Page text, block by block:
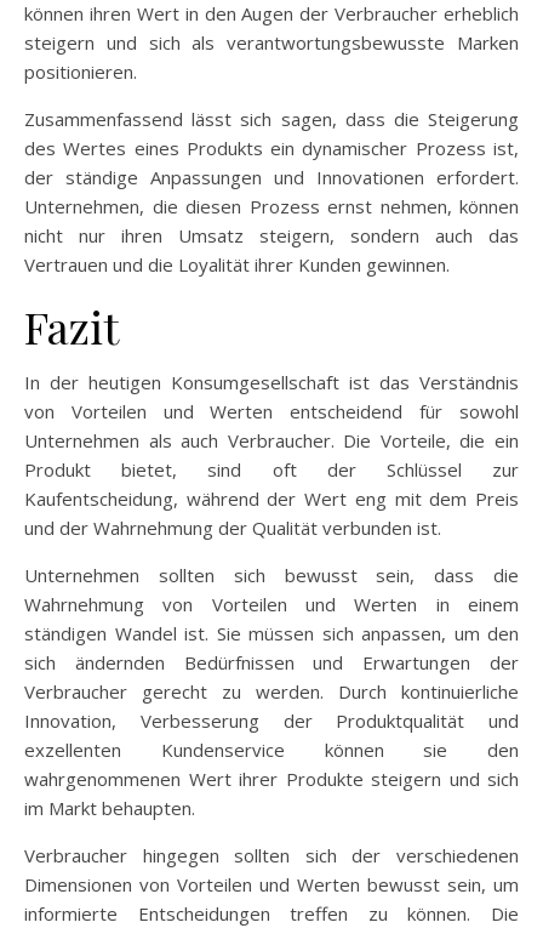
können ihren Wert in den Augen der Verbraucher erheblich
steigern und sich als verantwortungsbewusste Marken
positionieren.
Zusammenfassend lässt sich sagen, dass die Steigerung
des Wertes eines Produkts ein dynamischer Prozess ist,
der ständige Anpassungen und Innovationen erfordert.
Unternehmen, die diesen Prozess ernst nehmen, können
nicht nur ihren Umsatz steigern, sondern auch das
Vertrauen und die Loyalität ihrer Kunden gewinnen.
Fazit
In der heutigen Konsumgesellschaft ist das Verständnis
von Vorteilen und Werten entscheidend für sowohl
Unternehmen als auch Verbraucher. Die Vorteile, die ein
Produkt bietet, sind oft der Schlüssel zur
Kaufentscheidung, während der Wert eng mit dem Preis
und der Wahrnehmung der Qualität verbunden ist.
Unternehmen sollten sich bewusst sein, dass die
Wahrnehmung von Vorteilen und Werten in einem
ständigen Wandel ist. Sie müssen sich anpassen, um den
sich ändernden Bedürfnissen und Erwartungen der
Verbraucher gerecht zu werden. Durch kontinuierliche
Innovation, Verbesserung der Produktqualität und
exzellenten Kundenservice können sie den
wahrgenommenen Wert ihrer Produkte steigern und sich
im Markt behaupten.
Verbraucher hingegen sollten sich der verschiedenen
Dimensionen von Vorteilen und Werten bewusst sein, um
informierte Entscheidungen treffen zu können. Die